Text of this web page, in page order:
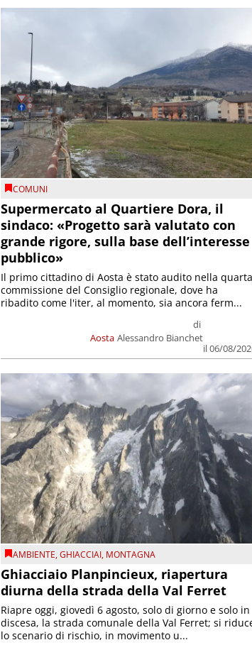
COMUNI
Supermercato al Quartiere Dora, il
sindaco: «Progetto sarà valutato con
grande rigore, sulla base dell’interesse
pubblico»
Aosta
di
Alessandro Bianchet
il 06/08/
Il primo cittadino di Aosta è stato audito nella quarta
commissione del Consiglio regionale, dove ha
ribadito come l'iter, al momento, sia ancora ferm...
AMBIENTE,GHIACCIAI, MONTAGNA
Ghiacciaio Planpincieux, riapertura
diurna della strada della Val Ferret
Riapre oggi, giovedì 6 agosto, solo di giorno e solo in
discesa, la strada comunale della Val Ferret; si
lo scenario di rischio, in movimento u...